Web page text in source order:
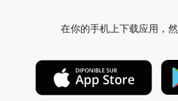
在你的手机上下载应用，